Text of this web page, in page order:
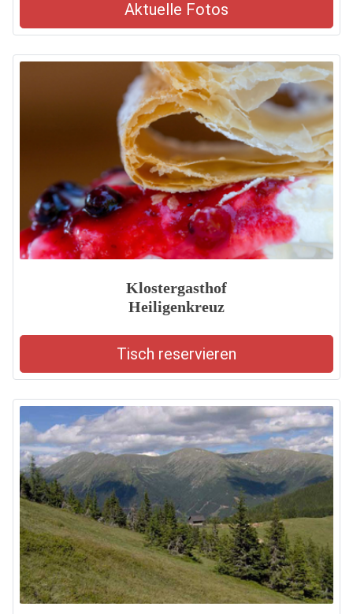
Aktuelle Fotos
Klostergasthof
Heiligenkreuz
Tisch reservieren